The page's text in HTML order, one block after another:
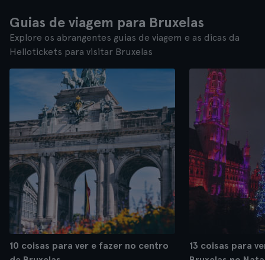
Guias de viagem para Bruxelas
Explore os abrangentes guias de viagem e as dicas da
Hellotickets para visitar Bruxelas
10 coisas para ver e fazer no centro
13 coisas para